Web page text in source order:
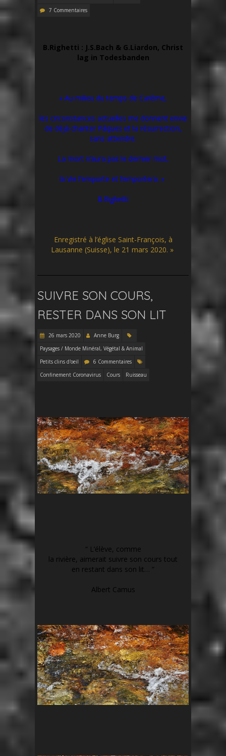
7 Commentaires
B.Righetti : J.S.Bach & G.Liardon, Christ
lag in Todesbanden
« Au milieu du temps de Carême,
les circonstances actuelles me donnent envie
de déjà chanter Pâques et la résurrection,
sans attendre.
La mort n’aura pas le dernier mot,
la Vie l’emporte et l’emportera. »
B.Righetti
Enregistré à l’église Saint-François, à
Lausanne (Suisse), le 21 mars 2020. »
SUIVRE SON COURS,
RESTER DANS SON LIT
26 mars 2020
Anne Burg
Paysages / Monde Minéral, Végétal & Animal
Petits clins d'oeil
6 Commentaires
Confinement Coronavirus
Cours Ruisseau
“ L’élève, comme
la rivière, aimerait suivre son cours tout
en restant dans son lit… ”
Albert Camus